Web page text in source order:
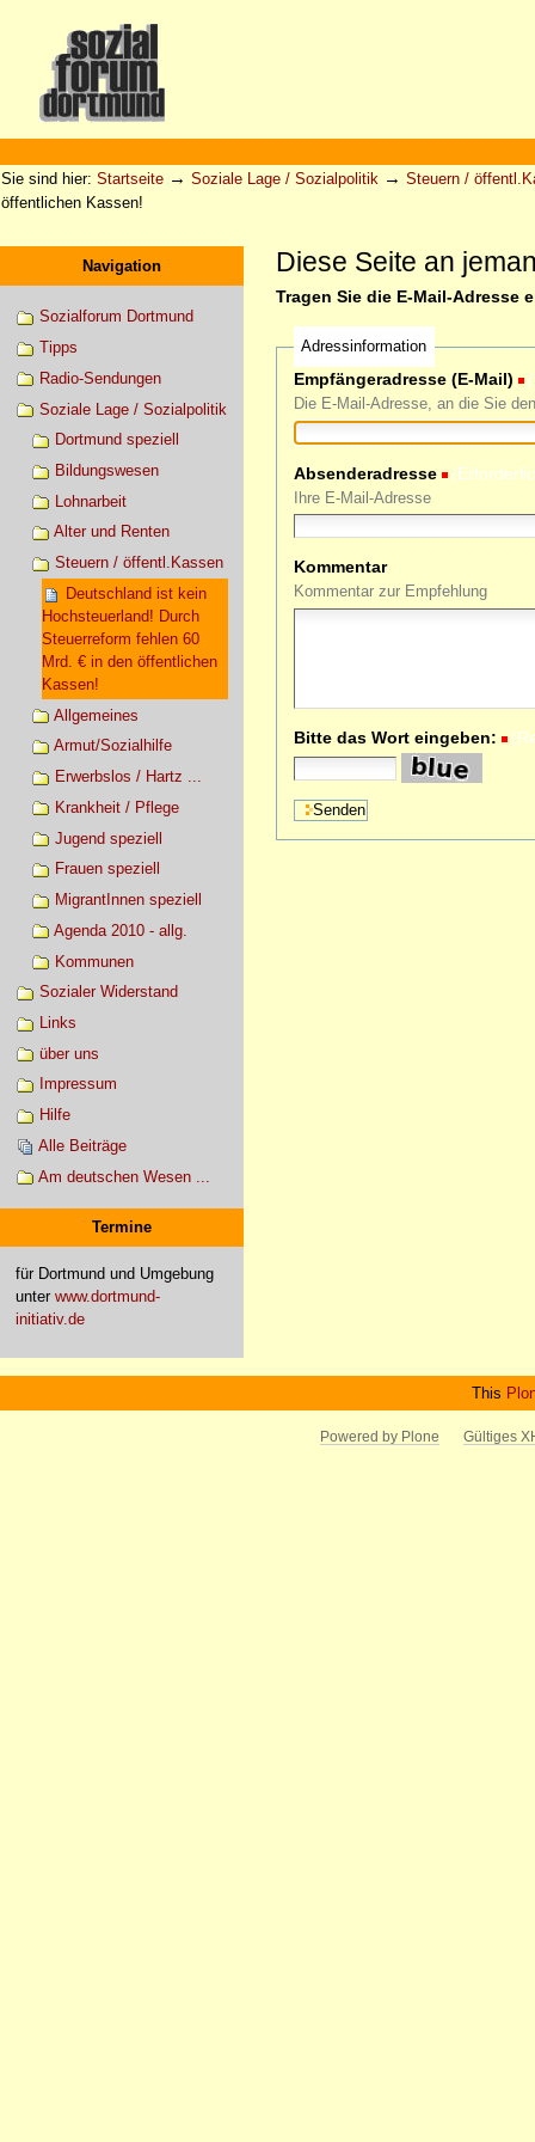
Werkzeuge
Sie sind hier: Startseite → Soziale Lage / Sozialpolitik → Steuern /
öffentlichen Kassen!
Navigation
Sozialforum Dortmund
Tipps
Radio-Sendungen
Soziale Lage / Sozialpolitik
Dortmund speziell
Bildungswesen
Lohnarbeit
Alter und Renten
Steuern / öffentl.Kassen
Deutschland ist kein
Hochsteuerland! Durch
Steuerreform fehlen 60
Mrd. € in den öffentlichen
Kassen!
Allgemeines
Armut/Sozialhilfe
Erwerbslos / Hartz ...
Krankheit / Pflege
Jugend speziell
Frauen speziell
MigrantInnen speziell
Agenda 2010 - allg.
Kommunen
Sozialer Widerstand
Links
über uns
Impressum
Hilfe
Alle Beiträge
Am deutschen Wesen ...
Termine
für Dortmund und Umgebung
unter www.dortmund-
initiativ.de
Diese Seite an
Tragen Sie die E-Mail-Adresse
Adressinformation
Empfängeradresse (E-Mail)
Die E-Mail-Adresse, an die Sie
Absenderadresse
Ihre E-Mail-Adresse
Kommentar
Kommentar zur Empfehlung
Bitte das Wort eingeben:
This
Powered by Plone Gültiges